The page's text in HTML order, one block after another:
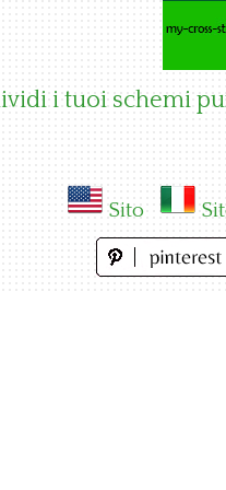
i tuoi schemi
Sito